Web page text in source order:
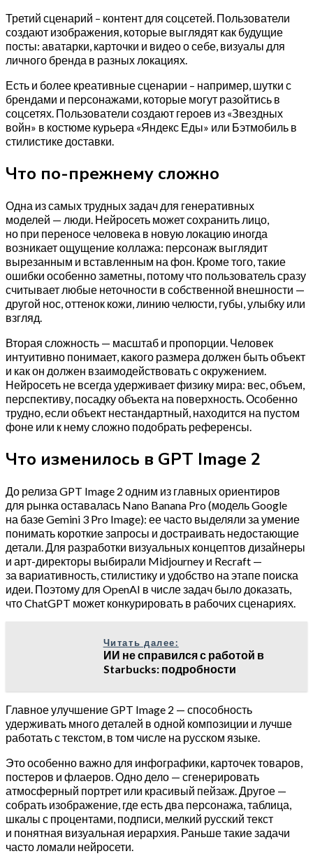
Третий сценарий – контент для соцсетей. Пользователи
создают изображения, которые выглядят как будущие
посты: аватарки, карточки и видео о себе, визуалы для
личного бренда в разных локациях.
Есть и более креативные сценарии – например, шутки с
брендами и персонажами, которые могут разойтись в
соцсетях. Пользователи создают героев из «Звездных
войн» в костюме курьера «Яндекс Еды» или Бэтмобиль в
стилистике доставки.
Что по-прежнему сложно
Одна из самых трудных задач для генеративных
моделей — люди. Нейросеть может сохранить лицо,
но при переносе человека в новую локацию иногда
возникает ощущение коллажа: персонаж выглядит
вырезанным и вставленным на фон. Кроме того, такие
ошибки особенно заметны, потому что пользователь сразу
считывает любые неточности в собственной внешности —
другой нос, оттенок кожи, линию челюсти, губы, улыбку или
взгляд.
Вторая сложность — масштаб и пропорции. Человек
интуитивно понимает, какого размера должен быть объект
и как он должен взаимодействовать с окружением.
Нейросеть не всегда удерживает физику мира: вес, объем,
перспективу, посадку объекта на поверхность. Особенно
трудно, если объект нестандартный, находится на пустом
фоне или к нему сложно подобрать референсы.
Что изменилось в GPT Image 2
До релиза GPT Image 2 одним из главных ориентиров
для рынка оставалась Nano Banana Pro (модель Google
на базе Gemini 3 Pro Image): ее часто выделяли за умение
понимать короткие запросы и достраивать недостающие
детали. Для разработки визуальных концептов дизайнеры
и арт-директоры выбирали Midjourney и Recraft —
за вариативность, стилистику и удобство на этапе поиска
идеи. Поэтому для OpenAI в числе задач было доказать,
что ChatGPT может конкурировать в рабочих сценариях.
Читать далее:
ИИ не справился с работой в
Starbucks: подробности
Главное улучшение GPT Image 2 — способность
удерживать много деталей в одной композиции и лучше
работать с текстом, в том числе на русском языке.
Это особенно важно для инфографики, карточек товаров,
постеров и флаеров. Одно дело — сгенерировать
атмосферный портрет или красивый пейзаж. Другое —
собрать изображение, где есть два персонажа, таблица,
шкалы с процентами, подписи, мелкий русский текст
и понятная визуальная иерархия. Раньше такие задачи
часто ломали нейросети.